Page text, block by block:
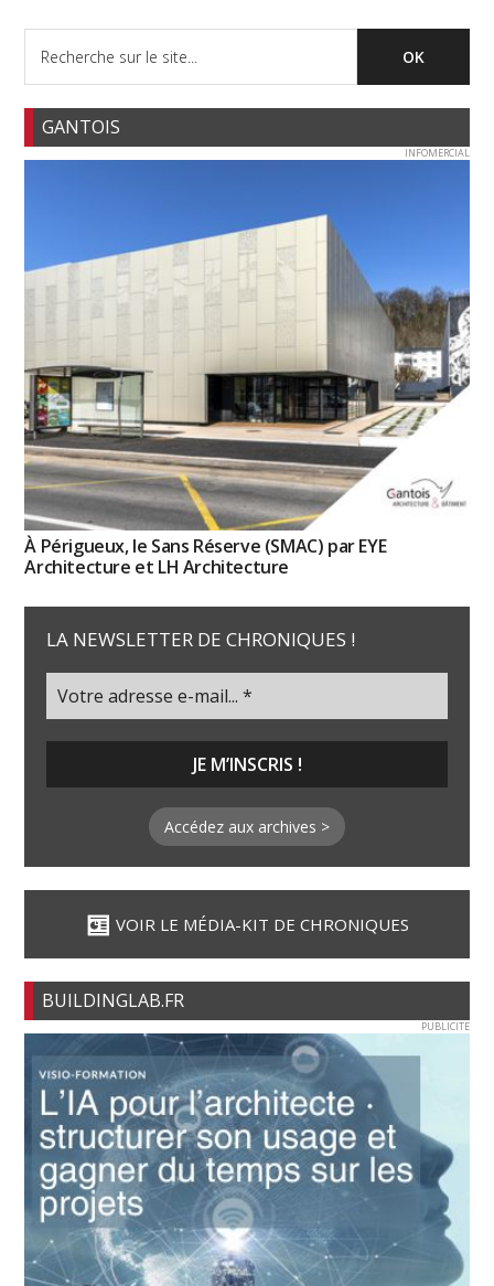
GANTOIS
INFOMERCIAL
À Périgueux, le Sans Réserve (SMAC) par EYE
Architecture et LH Architecture
LA NEWSLETTER DE CHRONIQUES !
Accédez aux archives >
VOIR LE MÉDIA-KIT DE CHRONIQUES
BUILDINGLAB.FR
PUBLICITE